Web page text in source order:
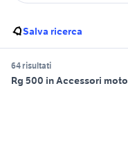
Salva ricerca
64 risultati
Rg 500 in Accessori moto